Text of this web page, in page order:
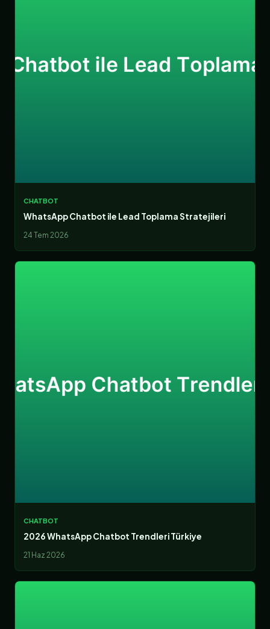
CHATBOT
WhatsApp Chatbot ile Lead Toplama Stratejileri
24 Tem 2026
CHATBOT
2026 WhatsApp Chatbot Trendleri Türkiye
21 Haz 2026